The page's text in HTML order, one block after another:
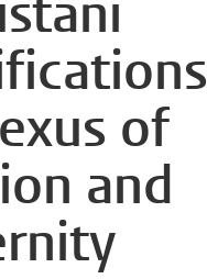
of
and